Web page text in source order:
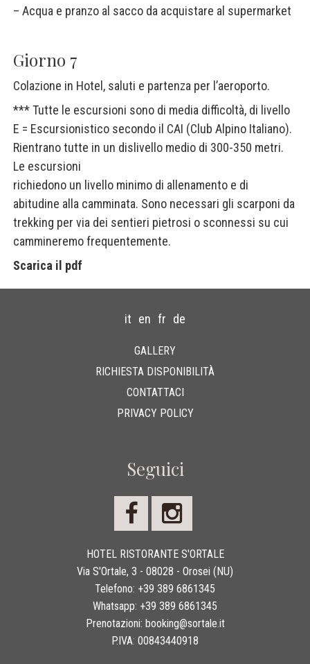
– Acqua e pranzo al sacco da acquistare al supermarket
Giorno 7
Colazione in Hotel, saluti e partenza per l’aeroporto.
*** Tutte le escursioni sono di media difficoltà, di livello
E = Escursionistico secondo il CAI (Club Alpino Italiano).
Rientrano tutte in un dislivello medio di 300-350 metri.
Le escursioni
richiedono un livello minimo di allenamento e di
abitudine alla camminata. Sono necessari gli scarponi da
trekking per via dei sentieri pietrosi o sconnessi su cui
cammineremo frequentemente.
Scarica il pdf
it en fr de
GALLERY
RICHIESTA DISPONIBILITÀ
CONTATTACI
PRIVACY POLICY
Seguici
HOTEL RISTORANTE S'ORTALE
Via S'Ortale, 3 - 08028 - Orosei (NU)
Telefono: +39 389 6861345
Whatsapp: +39 389 6861345
Prenotazioni: booking@sortale.it
P.IVA: 00843440918